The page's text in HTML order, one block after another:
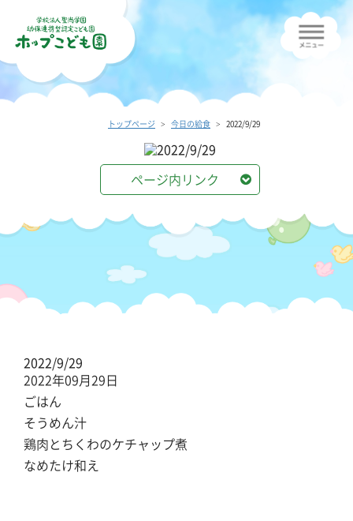
トップページ 今日の給食 2022/9/29
ページ内リンク
2022/9/29
2022年09月29日
ごはん
そうめん汁
鶏肉とちくわのケチャップ煮
なめたけ和え